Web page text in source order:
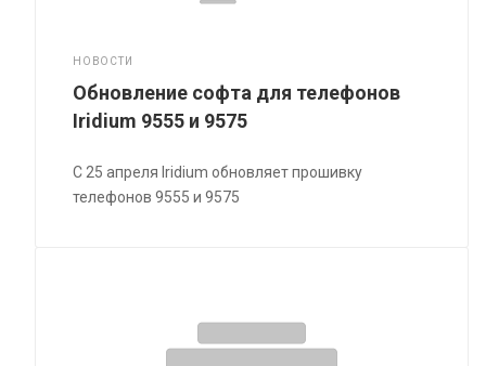
НОВОСТИ
Обновление софта для телефонов
Iridium 9555 и 9575
С 25 апреля Iridium обновляет прошивку
телефонов 9555 и 9575